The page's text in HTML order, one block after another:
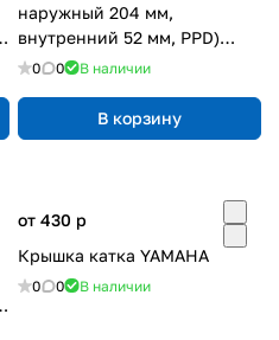
наружный 204 мм,
внутренний 52 мм, PPD)
подшипник 6205
0 0 В наличии
В корзину
от 430 p
Крышка катка YAMAHA
0 0 В наличии